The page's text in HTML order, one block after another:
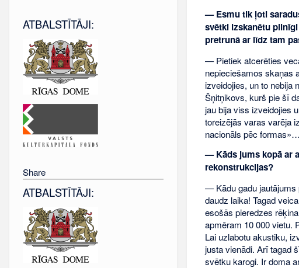
— Esmu tik ļoti
svētki izskanētu
pretrunā ar līdz tam
— Pietiek atcerēties
nepieciešamos skaņas
izveidojies, un to nebija
Šņitņikovs, kurš pie šī
jau bija viss izveidojies
toreizējās varas varēja
nacionāls pēc
— Kāds jums kopā ar
rekonstrukcijas?
— Kādu gadu jautājums
daudz laika! Tagad
esošās pieredzes
apmēram 10 000 vietu.
Lai uzlabotu akustiku,
justa vienādi. Arī tagad
svētku karogi. Ir doma
ATBALSTĪTĀJI:
Share
ATBALSTĪTĀJI: